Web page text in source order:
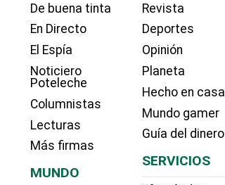
De buena tinta
En Directo
El Espía
Noticiero
Poteleche
Columnistas
Lecturas
Más firmas
MUNDO
Revista
Deportes
Opinión
Planeta
Hecho en casa
Mundo gamer
Guía del dinero
SERVICIOS